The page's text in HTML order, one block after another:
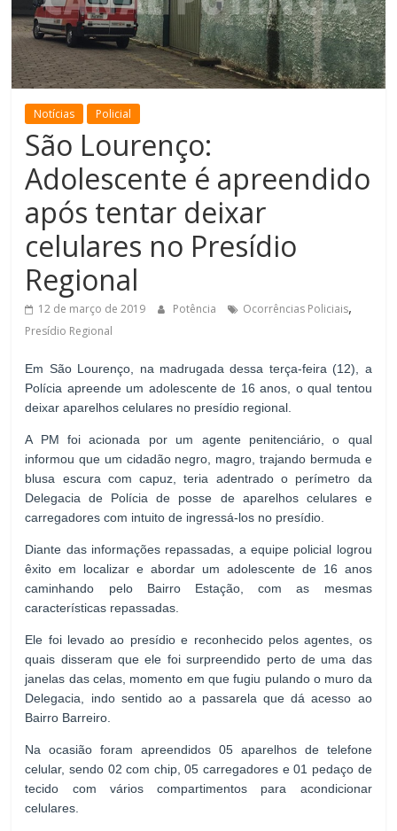
de
Minas
Notícias Policial
São Lourenço:
Adolescente é apreendido
após tentar deixar
celulares no Presídio
Regional
12 de março de 2019 Potência Ocorrências Policiais,
Presídio Regional
Em São Lourenço, na madrugada dessa terça-feira (12), a
Polícia apreende um adolescente de 16 anos, o qual tentou
deixar aparelhos celulares no presídio regional.
A PM foi acionada por um agente penitenciário, o qual
informou que um cidadão negro, magro, trajando bermuda e
blusa escura com capuz, teria adentrado o perímetro da
Delegacia de Polícia de posse de aparelhos celulares e
carregadores com intuito de ingressá-los no presídio.
Diante das informações repassadas, a equipe policial logrou
êxito em localizar e abordar um adolescente de 16 anos
caminhando pelo Bairro Estação, com as mesmas
características repassadas.
Ele foi levado ao presídio e reconhecido pelos agentes, os
quais disseram que ele foi surpreendido perto de uma das
janelas das celas, momento em que fugiu pulando o muro da
Delegacia, indo sentido ao a passarela que dá acesso ao
Bairro Barreiro.
Na ocasião foram apreendidos 05 aparelhos de telefone
celular, sendo 02 com chip, 05 carregadores e 01 pedaço de
tecido com vários compartimentos para acondicionar
celulares.